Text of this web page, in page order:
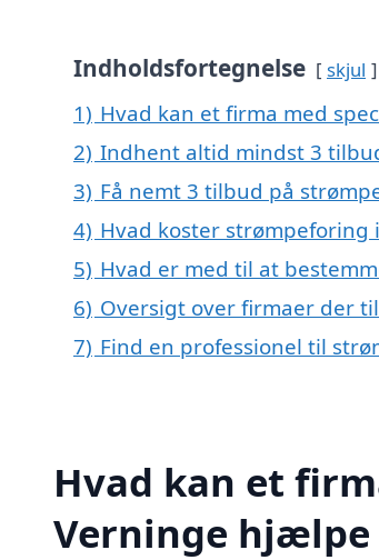
Indholdsfortegnelse skjul
1) Hvad kan et firma med
2) Indhent altid mindst 3
3) Få nemt 3 tilbud på
4) Hvad koster strømpeforing
5) Hvad er med til at
6) Oversigt over firmaer der
7) Find en professionel til
Hvad kan et
Verninge hjælpe